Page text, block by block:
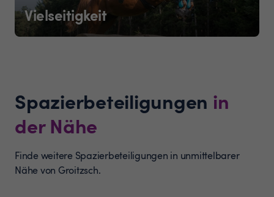
Vielseitigkeit
Spazierbeteiligungen in
der Nähe
Finde weitere Spazierbeteiligungen in unmittelbarer
Nähe von Groitzsch.